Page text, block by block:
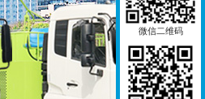
微信二维码